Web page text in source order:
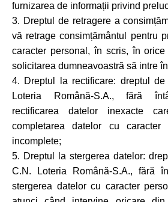
furnizarea de informații privind
3. Dreptul de retragere a
vă retrage consimțământul pentru
caracter personal, în scris, în orice
solicitarea dumneavoastră să intre
4. Dreptul la rectificare: dreptul
Loteria Română-S.A., fără
rectificarea datelor inexacte
completarea datelor cu
incomplete;
5. Dreptul la stergerea datelor:
C.N. Loteria Română-S.A., fără
stergerea datelor cu caracter